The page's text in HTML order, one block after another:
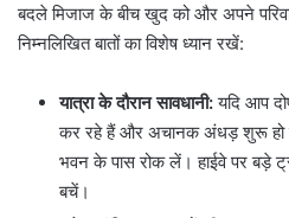
बदले मिजाज के बीच खुद को और अपने
निम्नलिखित बातों का विशेष ध्यान रखें:
यात्रा के दौरान सावधानी:यदि आप
कर रहे हैं और अचानक अंधड़ शुरू हो
भवन के पास रोक लें। हाईवे पर बड़े
बचें।